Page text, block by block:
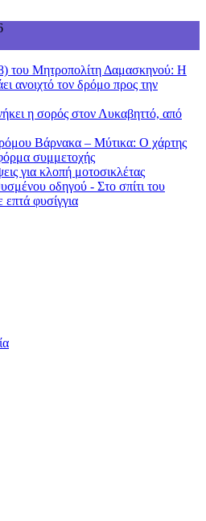
του Μητροπολίτη Δαμασκηνού: Η
ανοιχτό τον δρόμο προς την
η σορός στον Λυκαβηττό, από
Βάρνακα – Μύτικα: Ο χάρτης
συμμετοχής
για κλοπή μοτοσικλέτας
οδηγού - Στο σπίτι του
φυσίγγια